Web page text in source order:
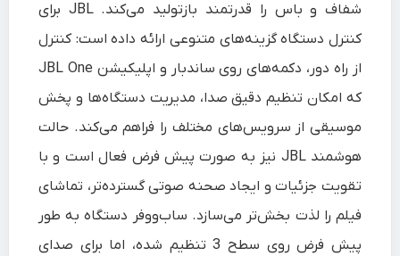
شفاف و باس را قدرتمند بازتولید می‌کند. JBL برای
کنترل دستگاه گزینه‌های متنوعی ارائه داده است: کنترل
از راه دور، دکمه‌های روی ساندبار و اپلیکیشن JBL One
که امکان تنظیم دقیق صدا، مدیریت دستگاه‌ها و پخش
موسیقی از سرویس‌های مختلف را فراهم می‌کند. حالت
هوشمند JBL نیز به‌ صورت پیش‌ فرض فعال است و با
تقویت جزئیات و ایجاد صحنه صوتی گسترده‌تر، تماشای
فیلم را لذت‌ بخش‌تر می‌سازد. ساب‌ووفر دستگاه به‌ طور
پیش‌ فرض روی سطح 3 تنظیم شده، اما برای صدای